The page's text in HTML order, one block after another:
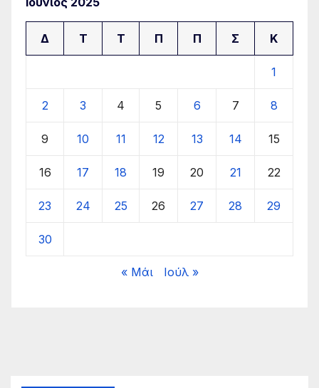
Δ Τ Τ Π Π Σ Κ
1
2 3 4 5 6 7 8
9 10 11 12 13 14 15
16 17 18 19 20 21 22
23 24 25 26 27 28 29
30
« Μάι Ιούλ »